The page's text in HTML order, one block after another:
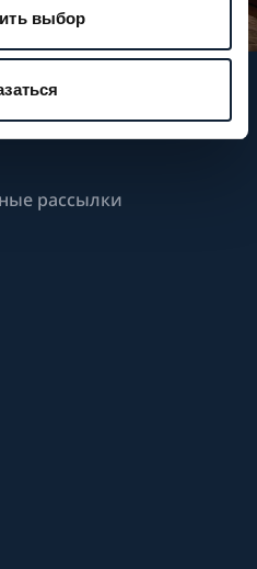
выбор
новостями
рассылки